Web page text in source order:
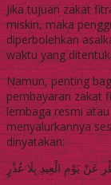
Jika tujuan zakat
miskin, maka
diperbolehkan
waktu yang
Namun, penting
pembayaran zakat
lembaga resmi
menyalurkannya
dinyatakan:
عَنْ يَوْمِ الْعِيدِ بِلَا عُذْرٍ